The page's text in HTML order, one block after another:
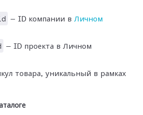
— ID компании в Личном
— ID проекта в Личном
товара, уникальный в рамках